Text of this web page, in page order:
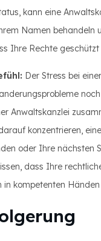
kann eine
Namen behandeln
Ihre Rechte geschützt
Der Stress bei
Anwaltskanzlei
konzentrieren,
oder Ihre nächsten
dass Ihre
in kompetenten Händen